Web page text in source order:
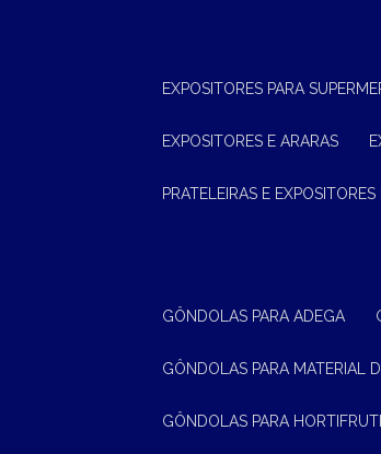
EXPOSITORES PARA
EXPOSITORES E ARARAS
PRATELEIRAS E
GÔNDOLAS PARA ADEGA
GÔNDOLAS PARA MATERIAL
GÔNDOLAS PARA HORTIFRUTI